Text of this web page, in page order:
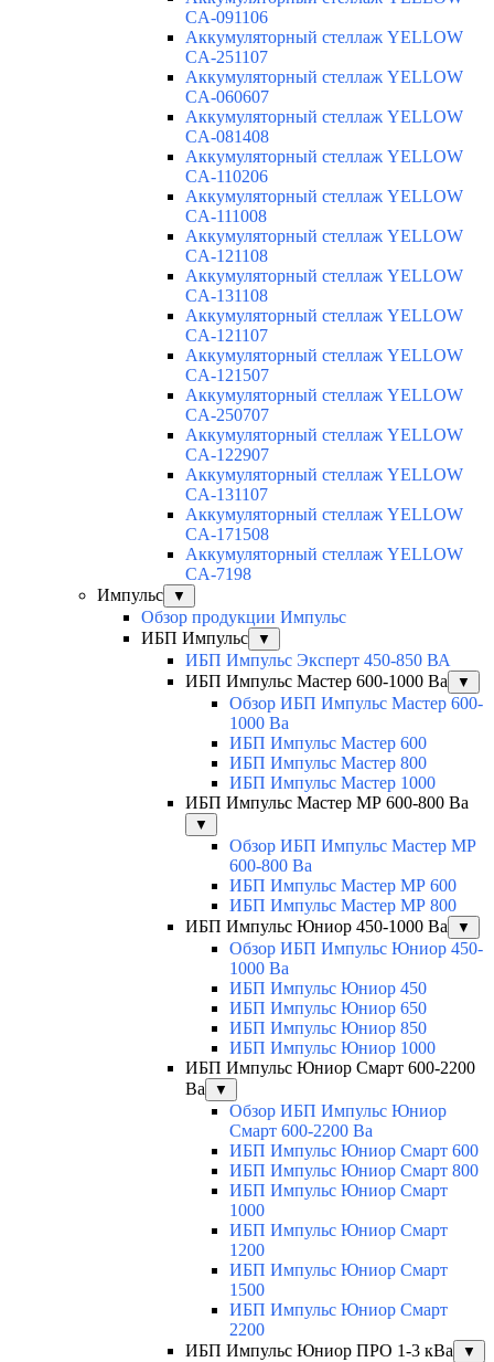
CA-091106
Аккумуляторный стеллаж YELLOW
CA-251107
Аккумуляторный стеллаж YELLOW
CA-060607
Аккумуляторный стеллаж YELLOW
CA-081408
Аккумуляторный стеллаж YELLOW
CA-110206
Аккумуляторный стеллаж YELLOW
CA-111008
Аккумуляторный стеллаж YELLOW
CA-121108
Аккумуляторный стеллаж YELLOW
CA-131108
Аккумуляторный стеллаж YELLOW
CA-121107
Аккумуляторный стеллаж YELLOW
CA-121507
Аккумуляторный стеллаж YELLOW
CA-250707
Аккумуляторный стеллаж YELLOW
CA-122907
Аккумуляторный стеллаж YELLOW
CA-131107
Аккумуляторный стеллаж YELLOW
CA-171508
Аккумуляторный стеллаж YELLOW
CA-7198
Импульс
▼
Обзор продукции Импульс
ИБП Импульс
▼
ИБП Импульс Эксперт 450-850 ВА
ИБП Импульс Мастер 600-1000 Ва
▼
Обзор ИБП Импульс Мастер 600-
1000 Ва
ИБП Импульс Мастер 600
ИБП Импульс Мастер 800
ИБП Импульс Мастер 1000
ИБП Импульс Мастер МР 600-800 Ва
▼
Обзор ИБП Импульс Мастер МР
600-800 Ва
ИБП Импульс Мастер МР 600
ИБП Импульс Мастер МР 800
ИБП Импульс Юниор 450-1000 Ва
▼
Обзор ИБП Импульс Юниор 450-
1000 Ва
ИБП Импульс Юниор 450
ИБП Импульс Юниор 650
ИБП Импульс Юниор 850
ИБП Импульс Юниор 1000
ИБП Импульс Юниор Смарт 600-2200
Ва
▼
Обзор ИБП Импульс Юниор
Смарт 600-2200 Ва
ИБП Импульс Юниор Смарт 600
ИБП Импульс Юниор Смарт 800
ИБП Импульс Юниор Смарт
1000
ИБП Импульс Юниор Смарт
1200
ИБП Импульс Юниор Смарт
1500
ИБП Импульс Юниор Смарт
2200
ИБП Импульс Юниор ПРО 1-3 кВа
▼